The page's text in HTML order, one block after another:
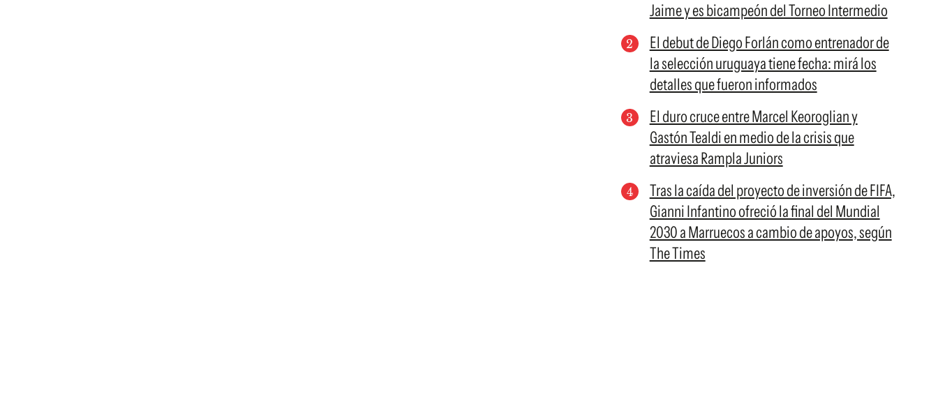
Jaime y es bicampeón del Torneo Intermedio
El debut de Diego Forlán como entrenador de
la selección uruguaya tiene fecha: mirá los
detalles que fueron informados
El duro cruce entre Marcel Keoroglian y
Gastón Tealdi en medio de la crisis que
atraviesa Rampla Juniors
Tras la caída del proyecto de inversión de FIFA,
Gianni Infantino ofreció la final del Mundial
2030 a Marruecos a cambio de apoyos, según
The Times